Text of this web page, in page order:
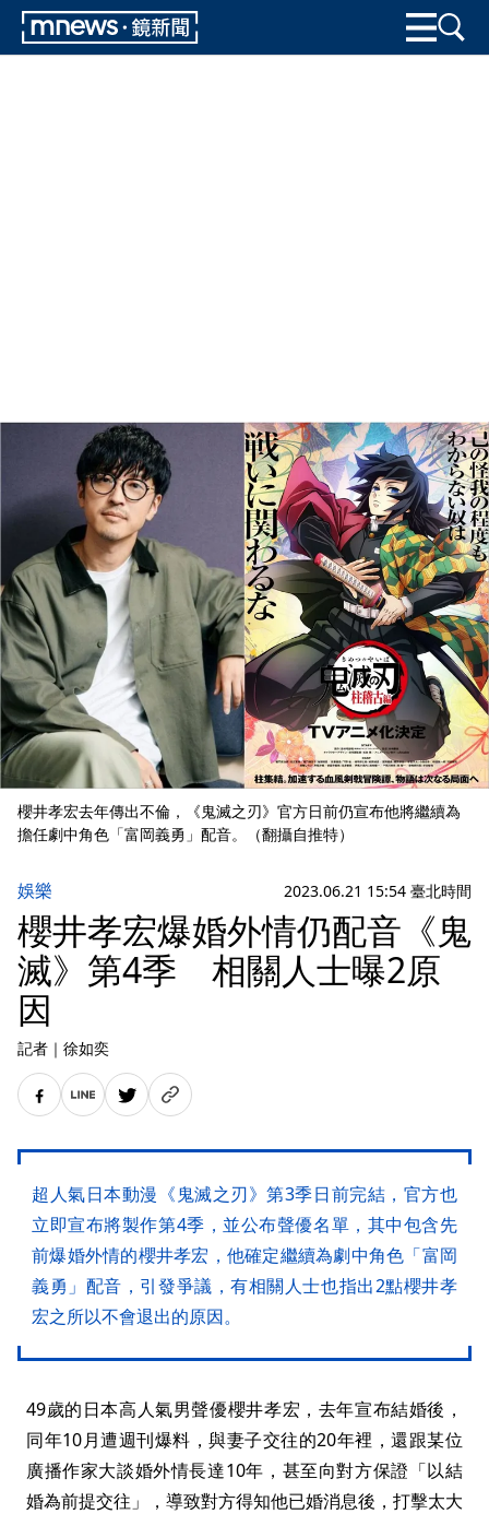
櫻井孝宏去年傳出不倫，《鬼滅之刃》官方日前仍宣布他將繼續為
擔任劇中角色「富岡義勇」配音。（翻攝自推特）
娛樂 2023.06.21 15:54 臺北時間
櫻井孝宏爆婚外情仍配音《鬼
滅》第4季 相關人士曝2原
因
記者 ｜ 徐如奕
超人氣日本動漫《鬼滅之刃》第3季日前完結，官方也
立即宣布將製作第4季，並公布聲優名單，其中包含先
前爆婚外情的櫻井孝宏，他確定繼續為劇中角色「富岡
義勇」配音，引發爭議，有相關人士也指出2點櫻井孝
宏之所以不會退出的原因。
49歲的日本高人氣男聲優櫻井孝宏，去年宣布結婚後，
同年10月遭週刊爆料，與妻子交往的20年裡，還跟某位
廣播作家大談婚外情長達10年，甚至向對方保證「以結
婚為前提交往」，導致對方得知他已婚消息後，打擊太大